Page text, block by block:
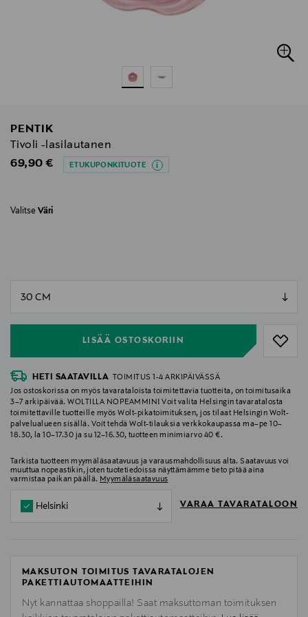
PENTIK
Tivoli -lasilautanen
Original Price
69,90 € ETUKUPONKITUOTE
Valitse Väri
LISÄÄ OSTOSKORIIN
HETI SAATAVILLA
TOIMITUS 1-4 ARKIPÄIVÄSSÄ
Jos ostoskorissa on myös tavarataloista toimitettavia tuotteita, on toimitusaika
3–7 arkipäivää. WOLTILLA NOPEAMMIN! Voit valita Helsingin tavaratalosta
toimitettaville tuotteille myös Wolt-pikatoimituksen, jos tilaat Helsingin Wolt-
palvelualueen sisällä. Voit tehdä Wolt-tilauksia verkkokaupassa ma–pe 10–
18.30, la 10–17.30 ja su 12–16.30, tuotteen minimiarvo 40 €.
Tarkista tuotteen myymäläsaatavuus ja varausmahdollisuus alta. Saatavuus voi
muuttua nopeastikin, joten tuotetiedoissa näyttämämme tieto pitää aina
varmistaa paikan päällä. Myymäläsaatavuus
Helsinki VARAA TAVARATALOON
MAKSUTON TOIMITUS TAVARATALOJEN
PAKETTIAUTOMAATTEIHIN
Nyt kannattaa shoppailla! Saat maksuttoman toimituksen